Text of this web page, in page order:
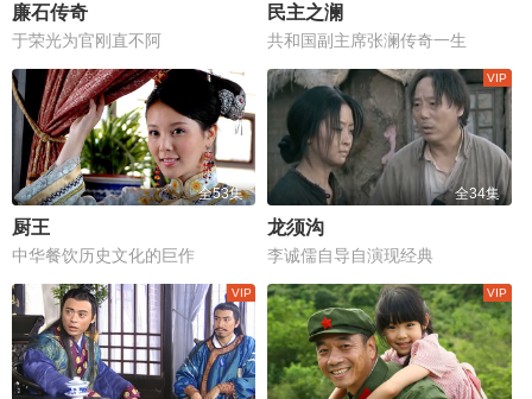
廉石传奇
于荣光为官刚直不阿
民主之澜
共和国副主席张澜传奇一生
全53集
厨王
中华餐饮历史文化的巨作
全34集
龙须沟
李诚儒自导自演现经典